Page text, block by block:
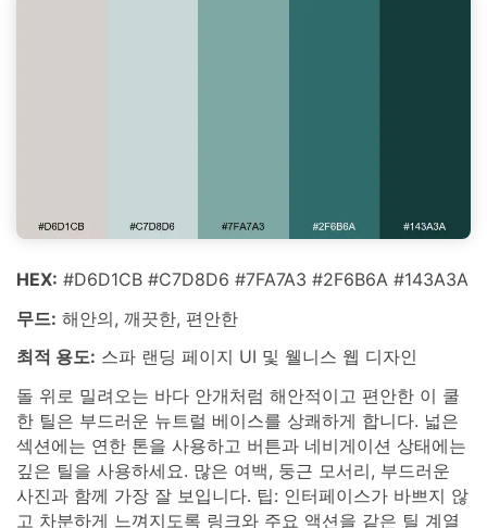
HEX: #D6D1CB #C7D8D6 #7FA7A3 #2F6B6A #143A3A
무드: 해안의, 깨끗한, 편안한
최적 용도: 스파 랜딩 페이지 UI 및 웰니스 웹 디자인
돌 위로 밀려오는 바다 안개처럼 해안적이고 편안한 이 쿨
한 틸은 부드러운 뉴트럴 베이스를 상쾌하게 합니다. 넓은
섹션에는 연한 톤을 사용하고 버튼과 네비게이션 상태에는
깊은 틸을 사용하세요. 많은 여백, 둥근 모서리, 부드러운
사진과 함께 가장 잘 보입니다. 팁: 인터페이스가 바쁘지 않
고 차분하게 느껴지도록 링크와 주요 액션을 같은 틸 계열